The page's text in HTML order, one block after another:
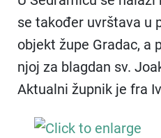
se također uvrštava u
objekt župe Gradac, a
njoj za blagdan sv.
Aktualni župnik je fra